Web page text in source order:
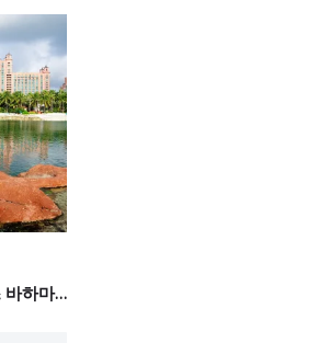
지상낙원 파라다이스 바하마5일